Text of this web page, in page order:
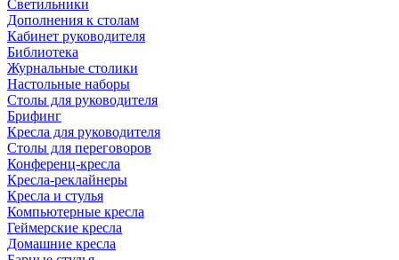
Светильники
Дополнения к столам
Кабинет руководителя
Библиотека
Журнальные столики
Настольные наборы
Столы для руководителя
Брифинг
Кресла для руководителя
Столы для переговоров
Конференц-кресла
Кресла-реклайнеры
Кресла и стулья
Компьютерные кресла
Геймерские кресла
Домашние кресла